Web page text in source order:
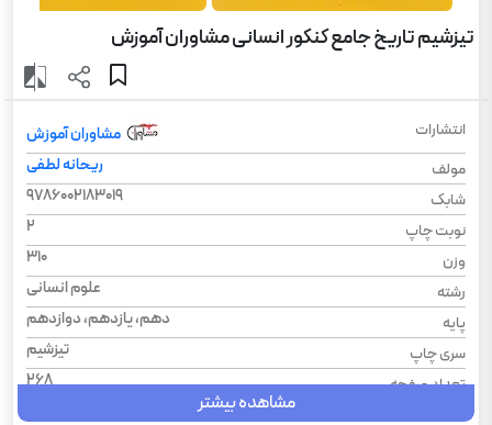
تیزشیم تاریخ جامع کنکور انسانی مشاوران آموزش
انتشارات
مشاوران آموزش
مولف
ریحانه لطفی
شابک
9786002183019
نوبت چاپ
2
وزن
310
رشته
علوم انسانی
پایه
دهم، یازدهم، دوازدهم
سری چاپ
تیزشیم
تعداد صفحه
268
مشاهده بیشتر